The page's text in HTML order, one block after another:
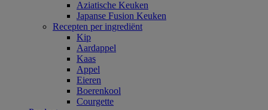
Aziatische Keuken
Japanse Fusion Keuken
Recepten per ingrediënt
Kip
Aardappel
Kaas
Appel
Eieren
Boerenkool
Courgette